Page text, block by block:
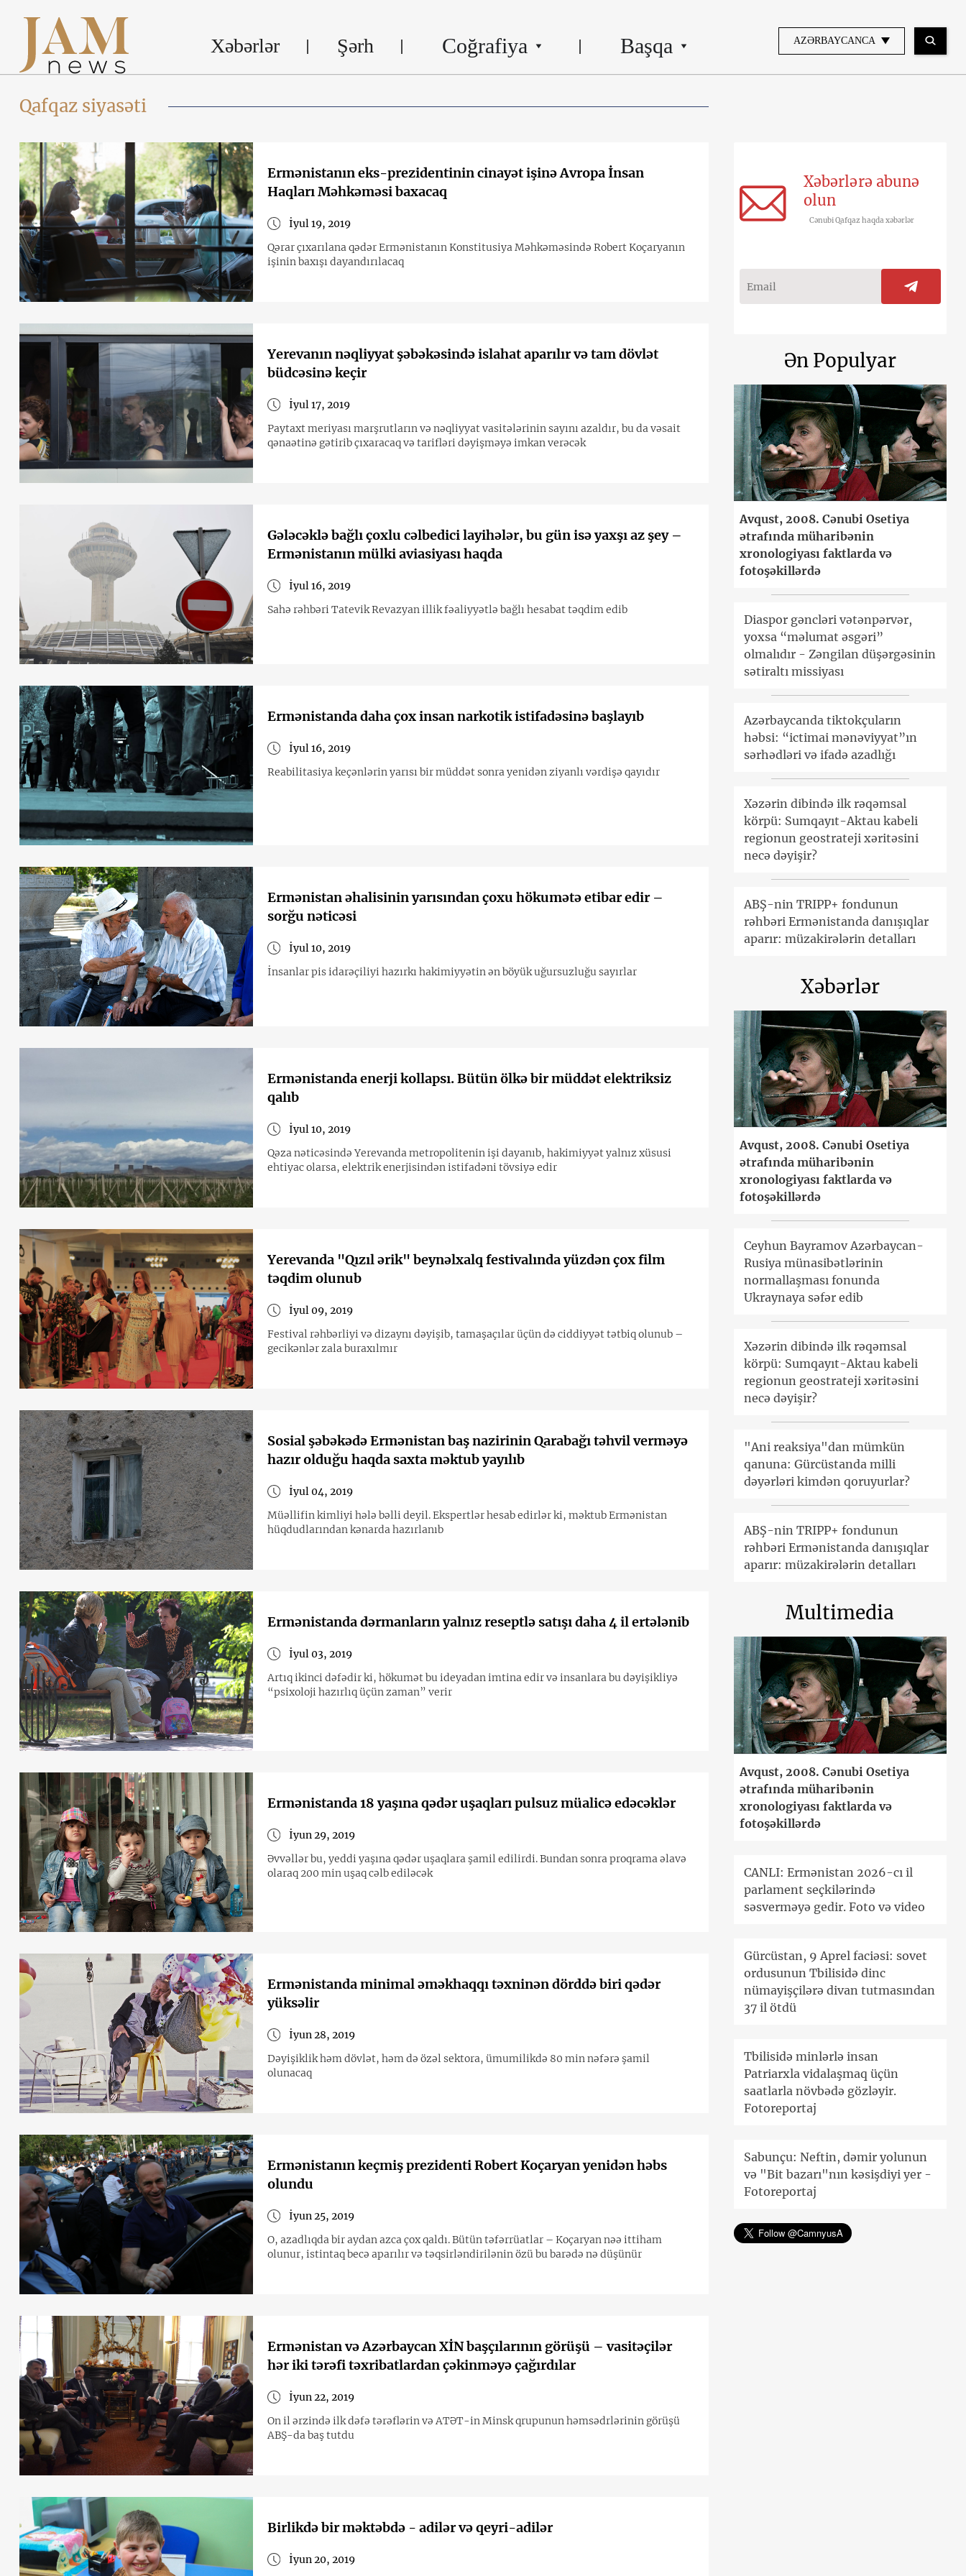
Xəbərlər Şərh Coğrafiya Başqa AZƏRBAYCANCA
Qafqaz siyasəti
Ermənistanın eks-prezidentinin cinayət işinə Avropa İnsan
Haqları Məhkəməsi baxacaq
İyul 19, 2019
Qərar çıxarılana qədər Ermənistanın Konstitusiya Məhkəməsində Robert Koçaryanın
işinin baxışı dayandırılacaq
Yerevanın nəqliyyat şəbəkəsində islahat aparılır və tam dövlət
büdcəsinə keçir
İyul 17, 2019
Paytaxt meriyası marşrutların və nəqliyyat vasitələrinin sayını azaldır, bu da vəsait
qənaətinə gətirib çıxaracaq və tarifləri dəyişməyə imkan verəcək
Gələcəklə bağlı çoxlu cəlbedici layihələr, bu gün isə yaxşı az şey –
Ermənistanın mülki aviasiyası haqda
İyul 16, 2019
Sahə rəhbəri Tatevik Revazyan illik fəaliyyətlə bağlı hesabat təqdim edib
Ermənistanda daha çox insan narkotik istifadəsinə başlayıb
İyul 16, 2019
Reabilitasiya keçənlərin yarısı bir müddət sonra yenidən ziyanlı vərdişə qayıdır
Ermənistan əhalisinin yarısından çoxu hökumətə etibar edir –
sorğu nəticəsi
İyul 10, 2019
İnsanlar pis idarəçiliyi hazırkı hakimiyyətin ən böyük uğursuzluğu sayırlar
Ermənistanda enerji kollapsı. Bütün ölkə bir müddət elektriksiz
qalıb
İyul 10, 2019
Qəza nəticəsində Yerevanda metropolitenin işi dayanıb, hakimiyyət yalnız xüsusi
ehtiyac olarsa, elektrik enerjisindən istifadəni tövsiyə edir
Yerevanda "Qızıl ərik" beynəlxalq festivalında yüzdən çox film
təqdim olunub
İyul 09, 2019
Festival rəhbərliyi və dizaynı dəyişib, tamaşaçılar üçün də ciddiyyət tətbiq olunub –
gecikənlər zala buraxılmır
Sosial şəbəkədə Ermənistan baş nazirinin Qarabağı təhvil verməyə
hazır olduğu haqda saxta məktub yayılıb
İyul 04, 2019
Müəllifin kimliyi hələ bəlli deyil. Ekspertlər hesab edirlər ki, məktub Ermənistan
hüqdudlarından kənarda hazırlanıb
Ermənistanda dərmanların yalnız reseptlə satışı daha 4 il ertələnib
İyul 03, 2019
Artıq ikinci dəfədir ki, hökumət bu ideyadan imtina edir və insanlara bu dəyişikliyə
“psixoloji hazırlıq üçün zaman” verir
Ermənistanda 18 yaşına qədər uşaqları pulsuz müalicə edəcəklər
İyun 29, 2019
Əvvəllər bu, yeddi yaşına qədər uşaqlara şamil edilirdi. Bundan sonra proqrama əlavə
olaraq 200 min uşaq cəlb ediləcək
Ermənistanda minimal əməkhaqqı təxninən dörddə biri qədər
yüksəlir
İyun 28, 2019
Dəyişiklik həm dövlət, həm də özəl sektora, ümumilikdə 80 min nəfərə şamil
olunacaq
Ermənistanın keçmiş prezidenti Robert Koçaryan yenidən həbs
olundu
İyun 25, 2019
O, azadlıqda bir aydan azca çox qaldı. Bütün təfərrüatlar – Koçaryan nəə ittiham
olunur, istintaq becə aparılır və təqsirləndirilənin özü bu barədə nə düşünür
Ermənistan və Azərbaycan XİN başçılarının görüşü – vasitəçilər
hər iki tərəfi təxribatlardan çəkinməyə çağırdılar
İyun 22, 2019
On il ərzində ilk dəfə tərəflərin və ATƏT-in Minsk qrupunun həmsədrlərinin görüşü
ABŞ-da baş tutdu
Birlikdə bir məktəbdə - adilər və qeyri-adilər
İyun 20, 2019
Xəbərlərə abunə
olun
Cənubi Qafqaz haqda xəbərlər
Ən Populyar
Avqust, 2008. Cənubi Osetiya
ətrafında müharibənin
xronologiyası faktlarda və
fotoşəkillərdə
Diaspor gəncləri vətənpərvər,
yoxsa “məlumat əsgəri”
olmalıdır - Zəngilan düşərgəsinin
sətiraltı missiyası
Azərbaycanda tiktokçuların
həbsi: “ictimai mənəviyyat”ın
sərhədləri və ifadə azadlığı
Xəzərin dibində ilk rəqəmsal
körpü: Sumqayıt-Aktau kabeli
regionun geostrateji xəritəsini
necə dəyişir?
ABŞ-nin TRIPP+ fondunun
rəhbəri Ermənistanda danışıqlar
aparır: müzakirələrin detalları
Xəbərlər
Avqust, 2008. Cənubi Osetiya
ətrafında müharibənin
xronologiyası faktlarda və
fotoşəkillərdə
Ceyhun Bayramov Azərbaycan-
Rusiya münasibətlərinin
normallaşması fonunda
Ukraynaya səfər edib
Xəzərin dibində ilk rəqəmsal
körpü: Sumqayıt-Aktau kabeli
regionun geostrateji xəritəsini
necə dəyişir?
"Ani reaksiya"dan mümkün
qanuna: Gürcüstanda milli
dəyərləri kimdən qoruyurlar?
ABŞ-nin TRIPP+ fondunun
rəhbəri Ermənistanda danışıqlar
aparır: müzakirələrin detalları
Multimedia
Avqust, 2008. Cənubi Osetiya
ətrafında müharibənin
xronologiyası faktlarda və
fotoşəkillərdə
CANLI: Ermənistan 2026-cı il
parlament seçkilərində
səsverməyə gedir. Foto və video
Gürcüstan, 9 Aprel faciəsi: sovet
ordusunun Tbilisidə dinc
nümayişçilərə divan tutmasından
37 il ötdü
Tbilisidə minlərlə insan
Patriarxla vidalaşmaq üçün
saatlarla növbədə gözləyir.
Fotoreportaj
Sabunçu: Neftin, dəmir yolunun
və "Bit bazarı"nın kəsişdiyi yer -
Fotoreportaj